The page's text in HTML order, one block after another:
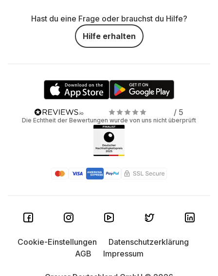
Hast du eine Frage oder brauchst du Hilfe?
Hilfe erhalten
/ 5
Die Echtheit der Bewertungen wurde von uns nicht überprüft
Cookie-Einstellungen
Datenschutzerklärung
AGB
Impressum